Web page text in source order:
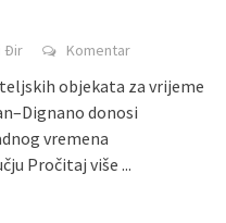
Đir Komentar
objekata za vrijeme
donosi
vremena
Pročitaj više ...